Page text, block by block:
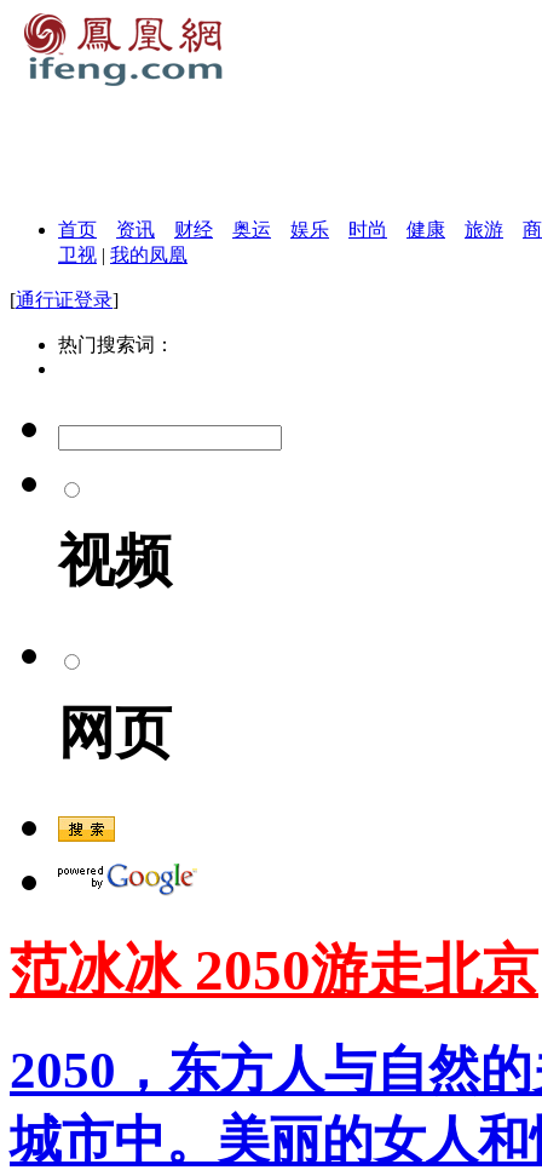
首页 资讯 财经 奥运 娱乐 时尚 健康 旅游
卫视 | 我的凤凰
[通行证登录]
热门搜索词：
视频
网页
范冰冰 2050游走北京
2050，东方人与自然
城市中。美丽的女人